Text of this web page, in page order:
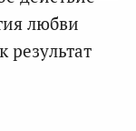
любви
результат